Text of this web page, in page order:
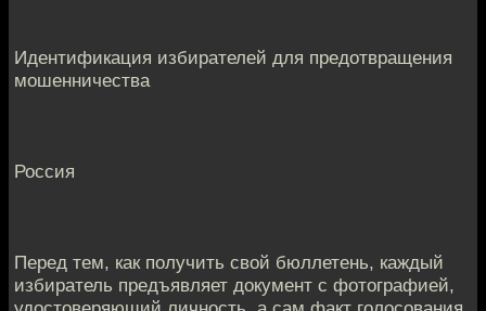
Идентификация избирателей для предотвращения
мошенничества
Россия
Перед тем, как получить свой бюллетень, каждый
избиратель предъявляет документ с фотографией,